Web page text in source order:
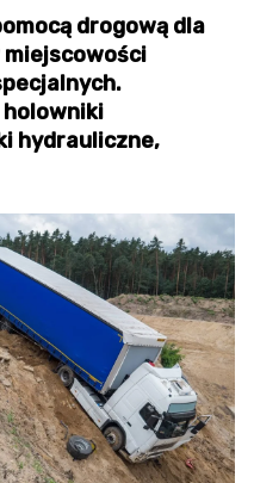
drogową dla
holowniki
hydrauliczne,